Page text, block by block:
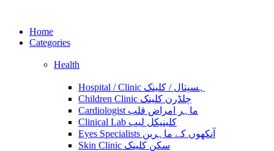
Home
Categories
Health
Hospital / Clinic ہسپتال / کلینک
Children Clinic چلڈرن کلینک
Cardiologist ماہر امراض قلب
Clinical Lab کلینیکل لیب
Eyes Specialists آنکھوں کے ماہرین
Skin Clinic سکن کلینک